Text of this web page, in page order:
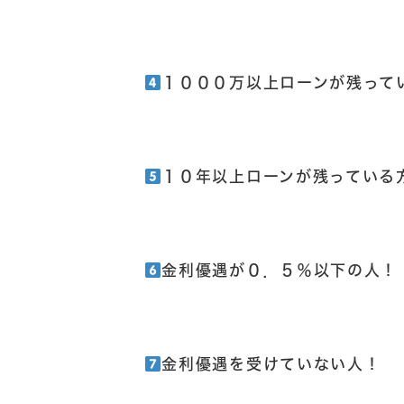
１０００万以上ローンが残って
１０年以上ローンが残っている
金利優遇が０．５％以下の人！
金利優遇を受けていない人！